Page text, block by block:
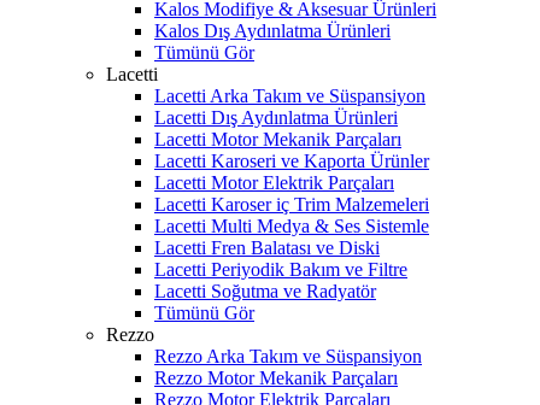
Kalos Modifiye & Aksesuar Ürünleri
Kalos Dış Aydınlatma Ürünleri
Tümünü Gör
Lacetti
Lacetti Arka Takım ve Süspansiyon
Lacetti Dış Aydınlatma Ürünleri
Lacetti Motor Mekanik Parçaları
Lacetti Karoseri ve Kaporta Ürünler
Lacetti Motor Elektrik Parçaları
Lacetti Karoser iç Trim Malzemeleri
Lacetti Multi Medya & Ses Sistemle
Lacetti Fren Balatası ve Diski
Lacetti Periyodik Bakım ve Filtre
Lacetti Soğutma ve Radyatör
Tümünü Gör
Rezzo
Rezzo Arka Takım ve Süspansiyon
Rezzo Motor Mekanik Parçaları
Rezzo Motor Elektrik Parçaları